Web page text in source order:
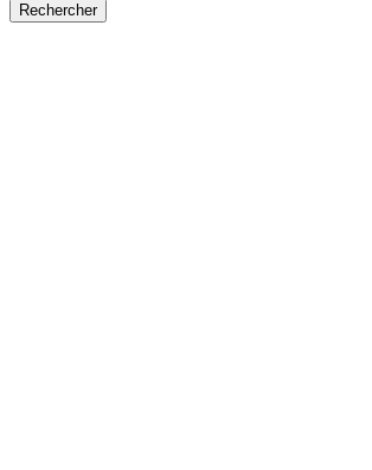
Rechercher